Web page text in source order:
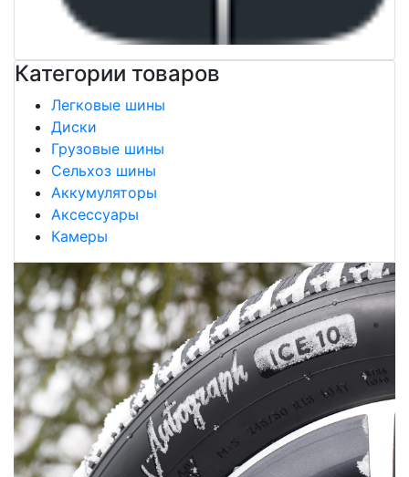
Категории товаров
Легковые шины
Диски
Грузовые шины
Сельхоз шины
Аккумуляторы
Аксессуары
Камеры